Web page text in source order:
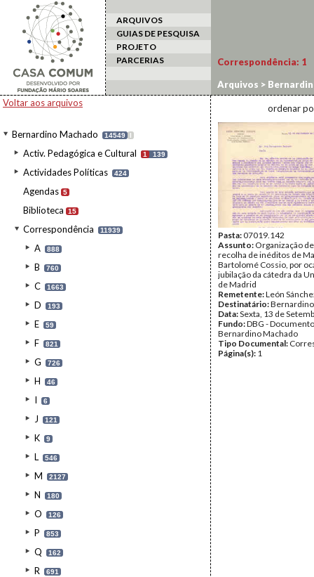
ARQUIVOS
GUIAS DE PESQUISA
PROJETO
PARCERIAS
Voltar aos arquivos
Bernardino Machado 14549 I
Activ. Pedagógica e Cultural 1 139
Actividades Políticas 424
Agendas 5
Biblioteca 15
Correspondência 11939
A 888
B 760
C 1663
D 193
E 59
F 821
G 726
H 46
I 6
J 121
K 9
L 546
M 2127
N 180
O 126
P 853
Q 162
R 691
Correspondência: 1
Arquivos >
ordenar
Pasta:07019.142
Assunto: Organização
recolha de inéditos de
Bartolomé Cossio, por
jubilação da cátedra da
de Madrid
Remetente:León
Destinatário:
Data:Sexta, 13 de
Fundo:DBG -
Bernardino Machado
Tipo Documental:
Página(s): 1